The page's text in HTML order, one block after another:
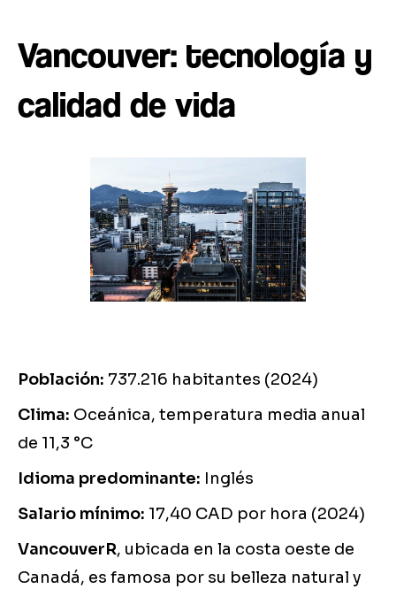
Vancouver: tecnología y
calidad de vida
Población: 737.216 habitantes (2024)
Clima: Oceánica, temperatura media anual
de 11,3 °C
Idioma predominante: Inglés
Salario mínimo: 17,40 CAD por hora (2024)
VancouverR, ubicada en la costa oeste de
Canadá, es famosa por su belleza natural y